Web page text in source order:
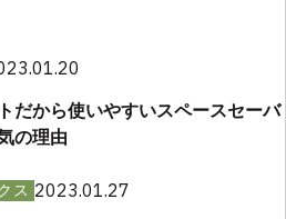
だから使いやすいスペースセーバ
の理由
ス 2023.01.27